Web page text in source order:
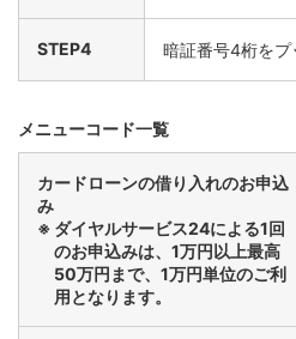
STEP4 暗証番号4桁をプ
メニューコード一覧
カードローンの借り入れのお申込
み
ダイヤルサービス24による1回
のお申込みは、1万円以上最高
50万円まで、1万円単位のご利
用となります。